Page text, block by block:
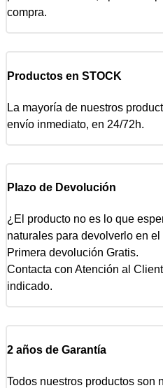
compra.
Productos en STOCK
La mayoría de nuestros
envío inmediato, en 24/72h.
Plazo de Devolución
¿El producto no es lo que
naturales para devolverlo en
Primera devolución Gratis.
Contacta con Atención al
indicado.
2 años de Garantía
Todos nuestros productos son